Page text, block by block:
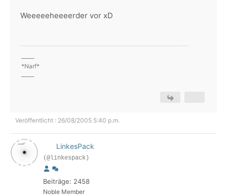
Weeeeeheeeerder vor xD
*Narf*
Veröffentlicht : 26/08/2005 5:40 p.m.
LinkesPack
(@linkespack)
Beiträge: 2458
Noble Member